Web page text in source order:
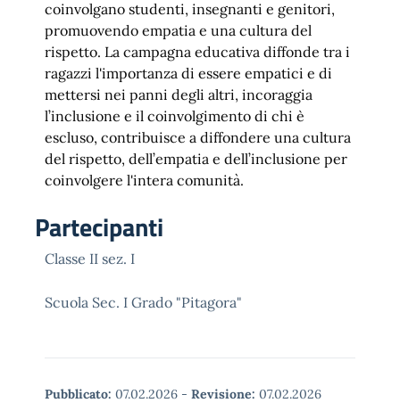
coinvolgano studenti, insegnanti e genitori,
promuovendo empatia e una cultura del
rispetto. La campagna educativa diffonde tra i
ragazzi l'importanza di essere empatici e di
mettersi nei panni degli altri, incoraggia
l’inclusione e il coinvolgimento di chi è
escluso, contribuisce a diffondere una cultura
del rispetto, dell’empatia e dell’inclusione per
coinvolgere l'intera comunità.
Partecipanti
Classe II sez. I
Scuola Sec. I Grado "Pitagora"
Pubblicato: 07.02.2026 - Revisione: 07.02.2026